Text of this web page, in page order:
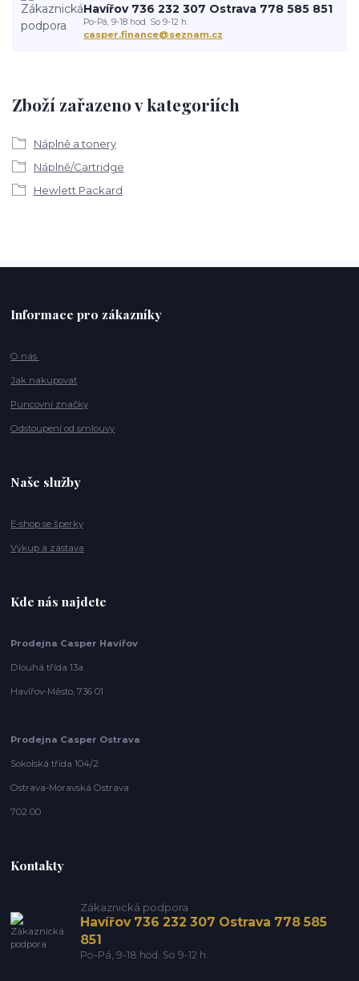
Zboží zařazeno v kategoriích
Náplně a tonery
Náplně/Cartridge
Hewlett Packard
Havířov 736 232 307 Ostrava 778 585 851
Po-Pá, 9-18 hod. So 9-12 h.
casper.finance@seznam.cz
Informace pro zákazníky
O nás
Jak nakupovat
Puncovní značky
Odstoupení od smlouvy
Naše služby
E-shop se šperky
Výkup a zástava
Kde nás najdete
Prodejna Casper Havířov
Dlouhá třída 13a
Havířov-Město, 736 01
Prodejna Casper Ostrava
Sokolská třída 104/2
Ostrava-Moravská Ostrava
702 00
Kontakty
Zákaznická podpora
Havířov 736 232 307 Ostrava 778 585
851
Po-Pá, 9-18 hod. So 9-12 h.